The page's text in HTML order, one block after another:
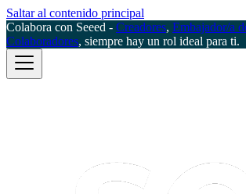
Saltar al contenido principal
Colabora con Seeed - Creadores, Embajador/a
Colaboradores, siempre hay un rol ideal para ti.